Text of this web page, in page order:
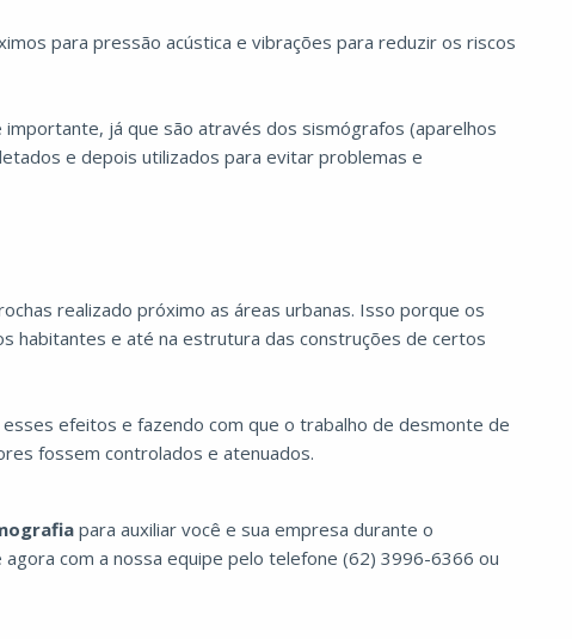
para pressão acústica e vibrações para reduzir os riscos
já que são através dos sismógrafos (aparelhos
e depois utilizados para evitar problemas e
realizado próximo as áreas urbanas. Isso porque os
habitantes e até na estrutura das construções de certos
efeitos e fazendo com que o trabalho de desmonte de
fossem controlados e atenuados.
para auxiliar você e sua empresa durante o
com a nossa equipe pelo telefone (62) 3996-6366 ou